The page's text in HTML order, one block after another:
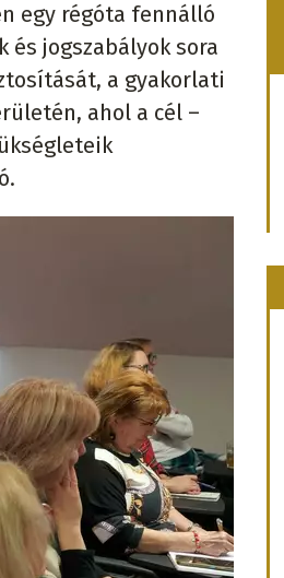
egy régóta fennálló
és jogszabályok sora
a gyakorlati
ahol a cél –